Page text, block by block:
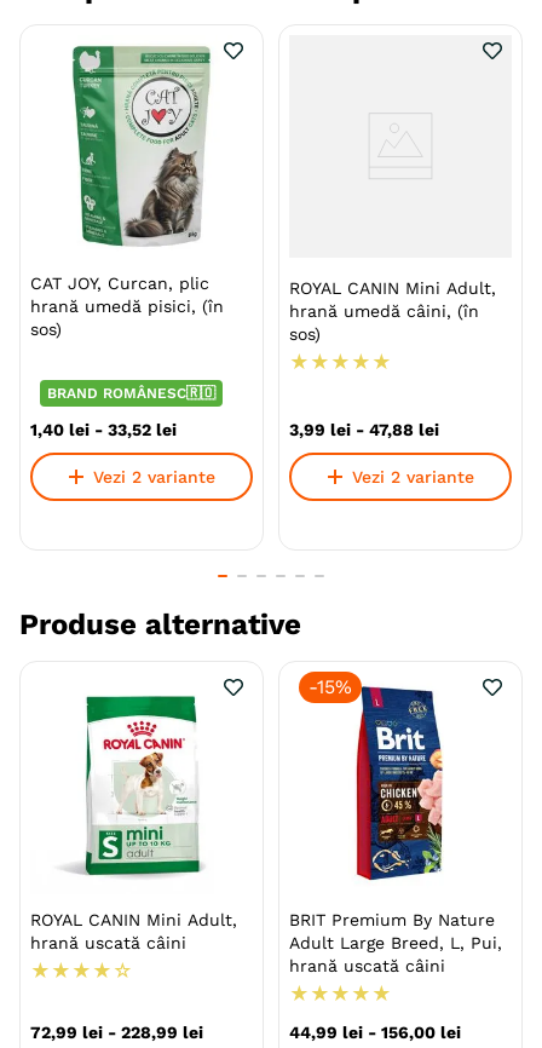
bobita este făcută cu grijă în Franța și Belgia, de
bucătari experți care înțeleg de ce este nevoie pentru
a crea un fel de mâncare delicios pentru caini.
Beneficii:
Produse de excelență fabricate în Franța
Gust autentic și valoare nutritivă!
Reteta conceputa cu atenție pentru a oferi o
nutriție optimă pentru cainele tau.
Bogata în carne si cu gust irezistibil, hrana este
creata cu o rețetă franceză unică.
asigurându-se că blanosul tau primeste doar ce
este mai bun.
O digestie mai buna datorita orezului si fructelor
continute in retete.
Contine Antioxidanți naturali - 9 antioxidanți
Contine ulei de masline plin de beneficii pentru
sanatatea banosilor alaturi de acizi grași
esențiali, vitamine si minerale.
Toate ingredientele sunt doar de origine
europeana.
Talie Toy (XS) Mica (S)
Medie (M) Mare (L)
Varsta Adult Senior
CAT JOY, Curcan, plic
hrană umedă pisici, (în
sos)
BRAND ROMÂNESC🇷🇴
1,40 lei - 33,52 lei
Vezi 2 variante
ROYAL CANIN Mini Adult,
hrană umedă câini, (în
sos)
★ ★ ★ ★ ★
3,99 lei - 47,88 lei
Vezi 2 variante
Produse alternative
ROYAL CANIN Mini Adult,
hrană uscată câini
★ ★ ★ ★ ☆
72,99 lei - 228,99 lei
-15%
BRIT Premium By Nature
Adult Large Breed, L, Pui,
hrană uscată câini
★ ★ ★ ★ ★
44,99 lei - 156,00 lei